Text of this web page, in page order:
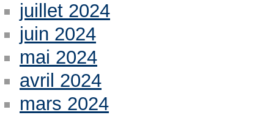
juillet 2024
juin 2024
mai 2024
avril 2024
mars 2024